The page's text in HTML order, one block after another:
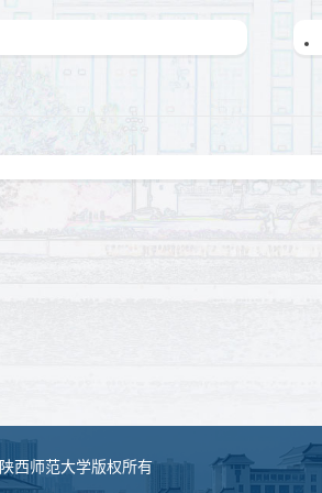
陕西师范大学版权所有